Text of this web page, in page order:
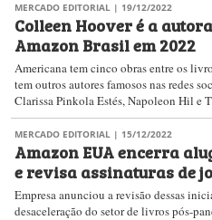
MERCADO EDITORIAL | 19/12/2022
Colleen Hoover é a
Amazon Brasil em 2022
Americana tem cinco obras entre os
tem outros autores famosos nas redes
Clarissa Pinkola Estés, Napoleon Hil e
MERCADO EDITORIAL | 15/12/2022
Amazon EUA encerra
e revisa assinaturas de
Empresa anunciou a revisão dessas
desaceleração do setor de livros pós-